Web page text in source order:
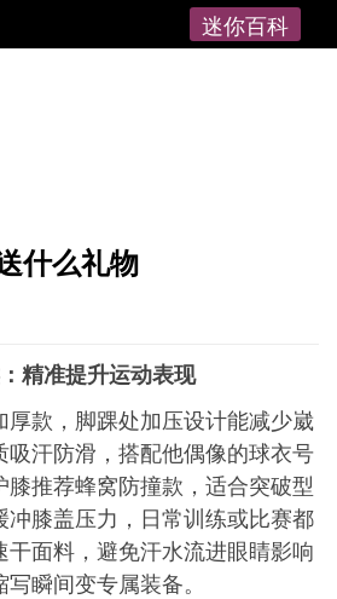
迷你百科
什么礼物
精准提升运动表现
款，脚踝处加压设计能减少崴
吸汗防滑，搭配他偶像的球衣号
推荐蜂窝防撞款，适合突破型
膝盖压力，日常训练或比赛都
面料，避免汗水流进眼睛影响
瞬间变专属装备。